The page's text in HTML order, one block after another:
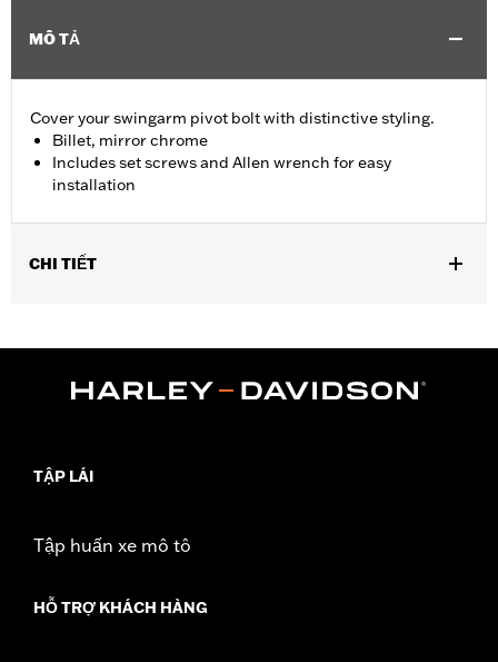
MÔ TẢ
Cover your swingarm pivot bolt with distinctive styling.
Billet, mirror chrome
Includes set screws and Allen wrench for easy
installation
CHI TIẾT
Position On Bike: Rear
WARRANTY:
d.com/warranty
TẬP LÁI
Tập huấn xe mô tô
HỖ TRỢ KHÁCH HÀNG